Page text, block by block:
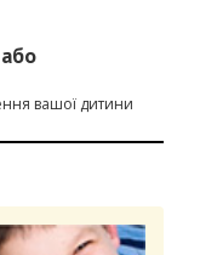
вашої дитини